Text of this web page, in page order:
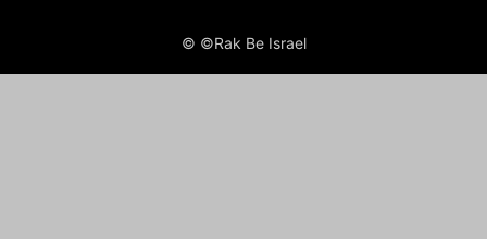
© ©Rak Be Israel